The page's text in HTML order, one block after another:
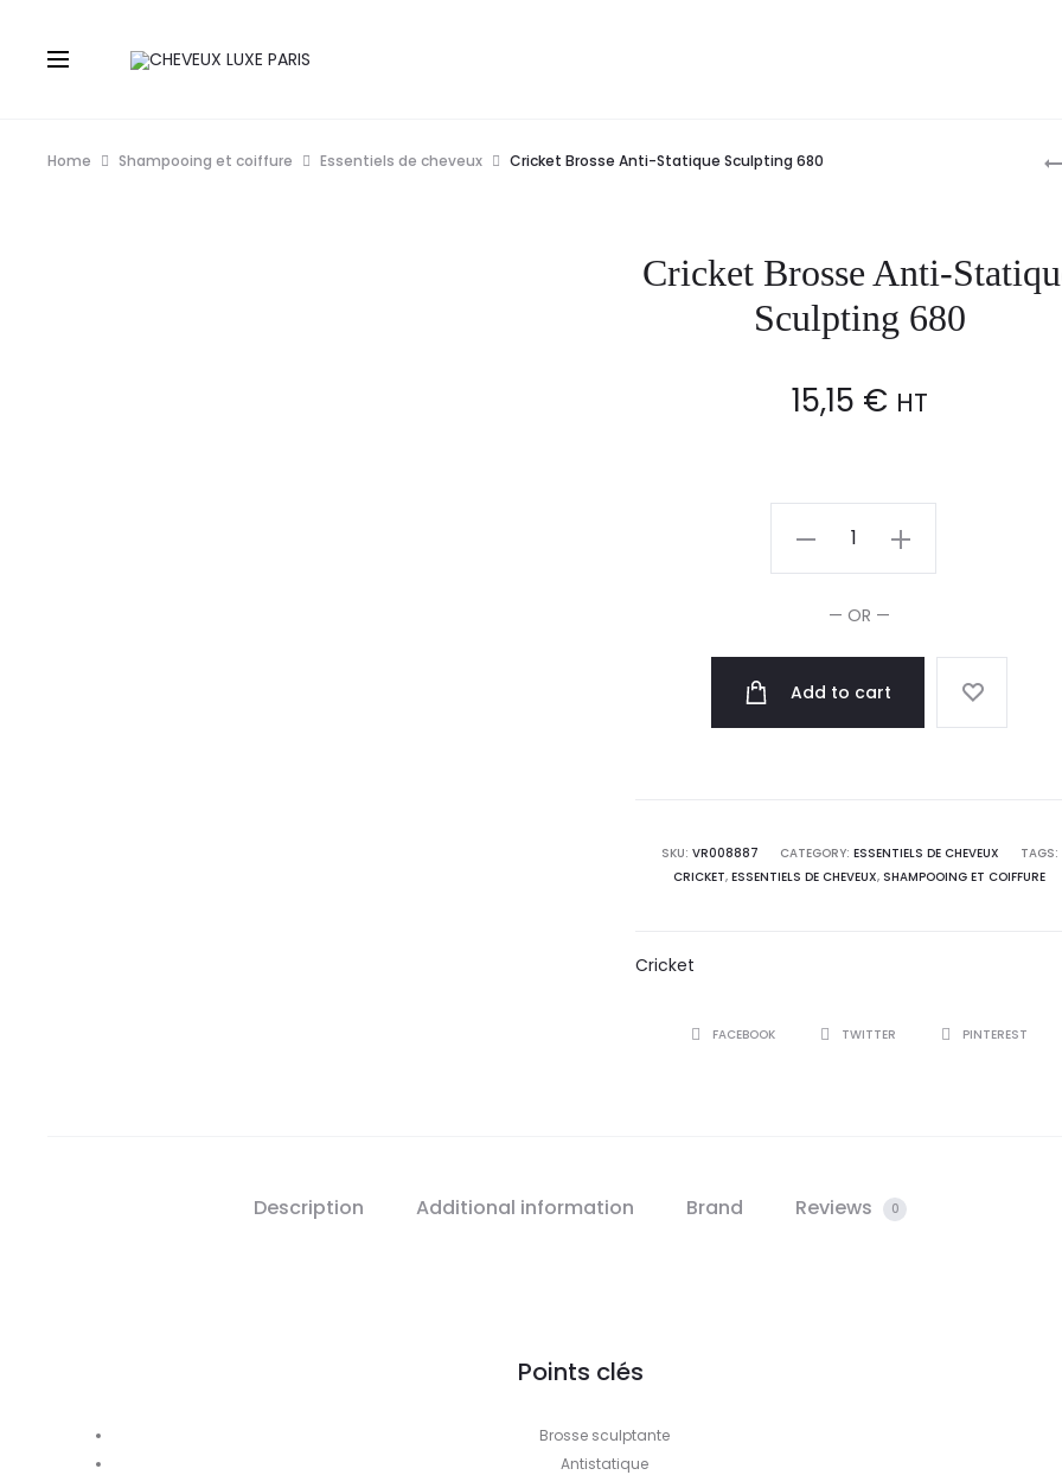
Home Shampooing et coiffure Essentiels de cheveux Cricket Brosse Anti-Statique Sculpting 680
Cricket Brosse Anti-
Sculpting 680
15,15 € HT
Statique
Sculpting
680
quantity
— OR —
Add to cart
SKU: VR008887 CATEGORY: ESSENTIELS DE CHEVEUX
TAGS:
CRICKET,ESSENTIELS DE CHEVEUX, SHAMPOOING ET COIFFURE
Cricket
SHAREFACEBOOK TWITTER PINTEREST
Description Additional information Brand Reviews 0
Points clés
Brosse sculptante
Antistatique